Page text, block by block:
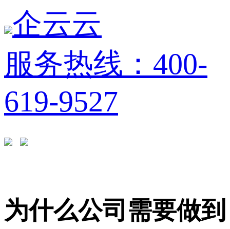
企云云
服务热线：400-
619-9527
为什么公司需要做到